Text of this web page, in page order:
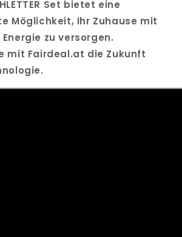
Set bietet eine
Möglichkeit, Ihr Zuhause mit
zu versorgen.
mit Fairdeal.at die Zukunft